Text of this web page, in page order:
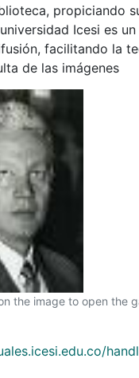
propiciando
Icesi es
facilitando la
de las imágenes
the image to open the